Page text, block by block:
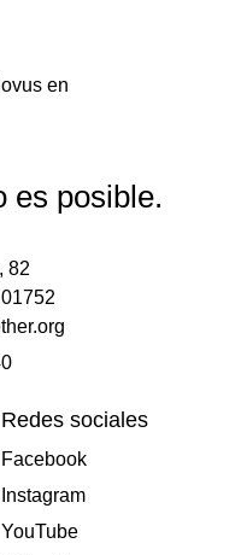
es posible.
82
Redes sociales
Facebook
Instagram
YouTube